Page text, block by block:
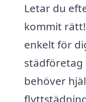
Letar du
kommit
enkelt för
städföretag
behöver